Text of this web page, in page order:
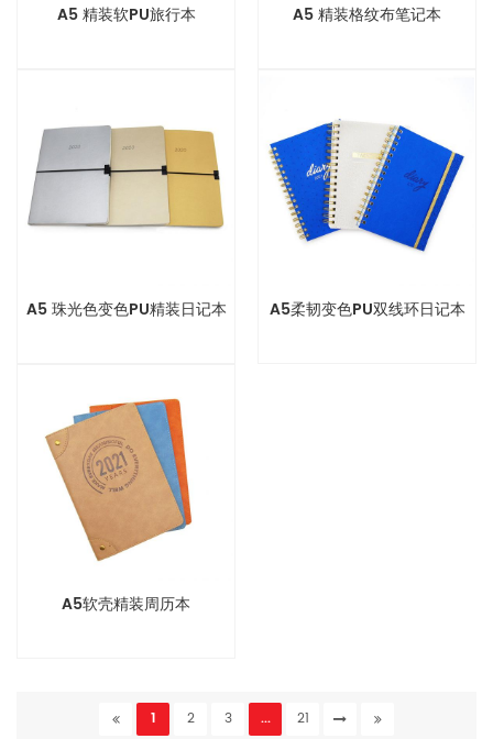
A5 精装软PU旅行本 A5 精装格纹布笔记本
A5 珠光色变色PU精装日记本 A5柔韧变色PU双线环日记本
A5软壳精装周历本
1 2 3 ...
21